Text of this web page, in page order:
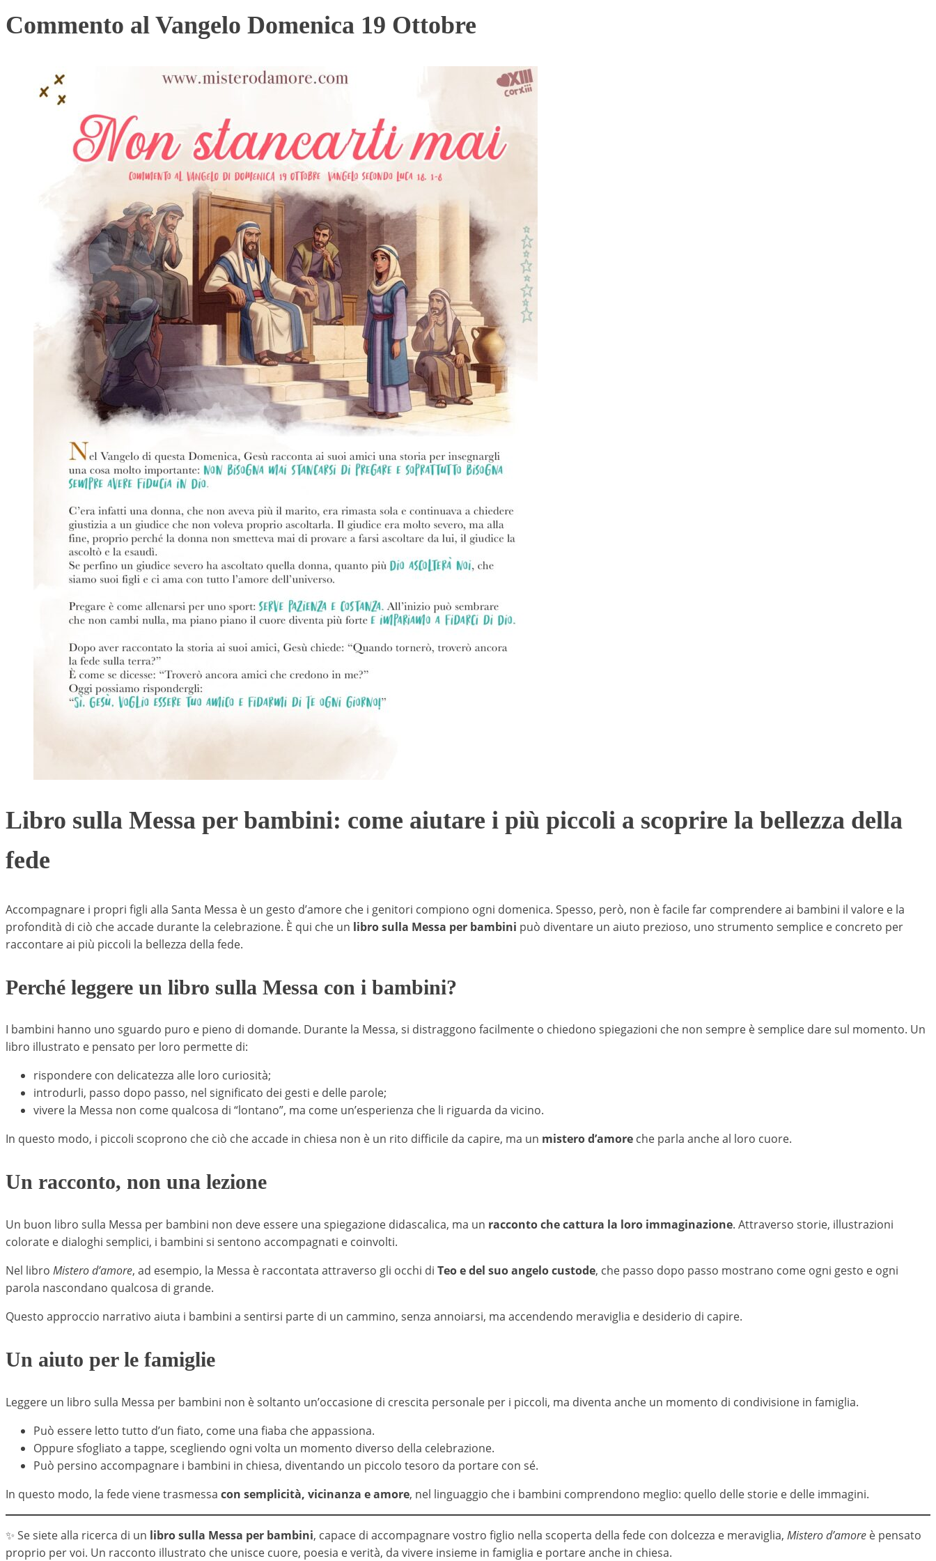
Commento al Vangelo Domenica 19 Ottobre
Libro sulla Messa per bambini: come aiutare i più piccoli a scoprire la bellezza della
fede
Accompagnare i propri figli alla Santa Messa è un gesto d’amore che i genitori compiono ogni domenica. Spesso, però, non è facile far comprendere ai bambini il valore e la
profondità di ciò che accade durante la celebrazione. È qui che un libro sulla Messa per bambini può diventare un aiuto prezioso, uno strumento semplice e concreto per
raccontare ai più piccoli la bellezza della fede.
Perché leggere un libro sulla Messa con i bambini?
I bambini hanno uno sguardo puro e pieno di domande. Durante la Messa, si distraggono facilmente o chiedono spiegazioni che non sempre è semplice dare sul momento. Un
libro illustrato e pensato per loro permette di:
rispondere con delicatezza alle loro curiosità;
introdurli, passo dopo passo, nel significato dei gesti e delle parole;
vivere la Messa non come qualcosa di “lontano”, ma come un’esperienza che li riguarda da vicino.
In questo modo, i piccoli scoprono che ciò che accade in chiesa non è un rito difficile da capire, ma un mistero d’amore che parla anche al loro cuore.
Un racconto, non una lezione
Un buon libro sulla Messa per bambini non deve essere una spiegazione didascalica, ma un racconto che cattura la loro immaginazione. Attraverso storie, illustrazioni
colorate e dialoghi semplici, i bambini si sentono accompagnati e coinvolti.
Nel libro Mistero d’amore, ad esempio, la Messa è raccontata attraverso gli occhi di Teo e del suo angelo custode, che passo dopo passo mostrano come ogni gesto e ogni
parola nascondano qualcosa di grande.
Questo approccio narrativo aiuta i bambini a sentirsi parte di un cammino, senza annoiarsi, ma accendendo meraviglia e desiderio di capire.
Un aiuto per le famiglie
Leggere un libro sulla Messa per bambini non è soltanto un’occasione di crescita personale per i piccoli, ma diventa anche un momento di condivisione in famiglia.
Può essere letto tutto d’un fiato, come una fiaba che appassiona.
Oppure sfogliato a tappe, scegliendo ogni volta un momento diverso della celebrazione.
Può persino accompagnare i bambini in chiesa, diventando un piccolo tesoro da portare con sé.
In questo modo, la fede viene trasmessa con semplicità, vicinanza e amore, nel linguaggio che i bambini comprendono meglio: quello delle storie e delle immagini.
✨ Se siete alla ricerca di un libro sulla Messa per bambini, capace di accompagnare vostro figlio nella scoperta della fede con dolcezza e meraviglia, Mistero d’amore è pensato
proprio per voi. Un racconto illustrato che unisce cuore, poesia e verità, da vivere insieme in famiglia e portare anche in chiesa.